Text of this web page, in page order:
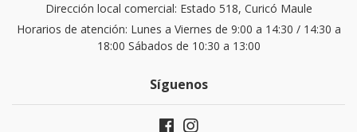
Dirección local comercial: Estado 518, Curicó Maule
Horarios de atención: Lunes a Viernes de 9:00 a 14:30 / 14:30 a
18:00 Sábados de 10:30 a 13:00
Síguenos